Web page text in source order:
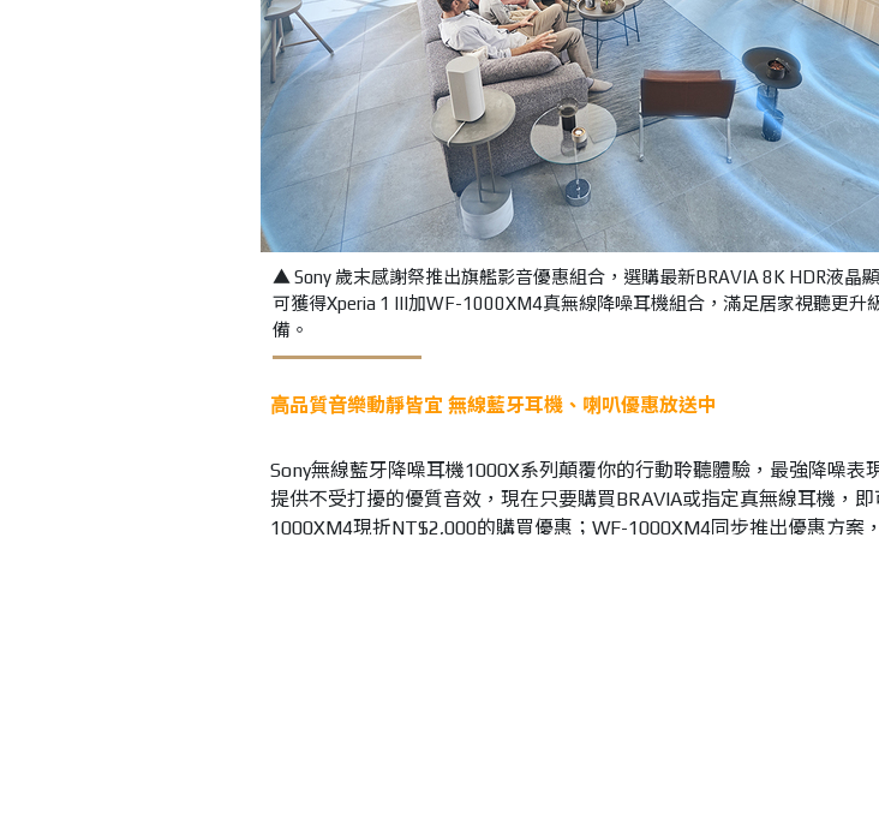
▲ Sony 歲末感謝祭推出旗艦影音優惠組合，選購最新BRAVIA 8K HDR液晶
可獲得Xperia 1 III加WF-1000XM4真無線降噪耳機組合，滿足居家視聽更升
備。
⾼品質⾳樂動靜皆宜 無線藍牙耳機、喇叭優惠放送中
Sony無線藍牙降噪耳機1000X系列顛覆你的行動聆聽體驗，最強降噪表
提供不受打擾的優質音效，現在只要購買BRAVIA或指定真無線耳機，
1000XM4現折NT$2,000的購買優惠；WF-1000XM4同步推出優惠方案